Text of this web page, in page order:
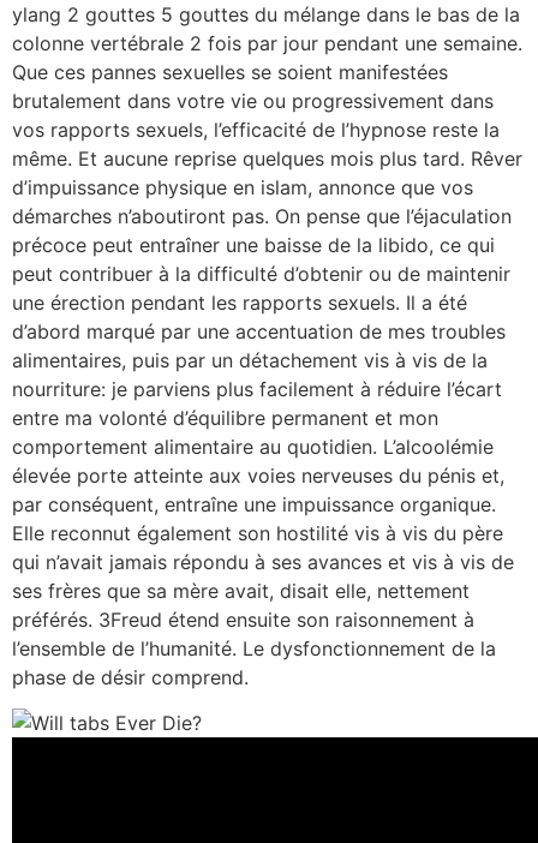
ylang 2 gouttes 5 gouttes du mélange dans le bas de la
colonne vertébrale 2 fois par jour pendant une semaine.
Que ces pannes sexuelles se soient manifestées
brutalement dans votre vie ou progressivement dans
vos rapports sexuels, l’efficacité de l’hypnose reste la
même. Et aucune reprise quelques mois plus tard. Rêver
d’impuissance physique en islam, annonce que vos
démarches n’aboutiront pas. On pense que l’éjaculation
précoce peut entraîner une baisse de la libido, ce qui
peut contribuer à la difficulté d’obtenir ou de maintenir
une érection pendant les rapports sexuels. Il a été
d’abord marqué par une accentuation de mes troubles
alimentaires, puis par un détachement vis à vis de la
nourriture: je parviens plus facilement à réduire l’écart
entre ma volonté d’équilibre permanent et mon
comportement alimentaire au quotidien. L’alcoolémie
élevée porte atteinte aux voies nerveuses du pénis et,
par conséquent, entraîne une impuissance organique.
Elle reconnut également son hostilité vis à vis du père
qui n’avait jamais répondu à ses avances et vis à vis de
ses frères que sa mère avait, disait elle, nettement
préférés. 3Freud étend ensuite son raisonnement à
l’ensemble de l’humanité. Le dysfonctionnement de la
phase de désir comprend.